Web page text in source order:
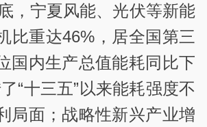
，宁夏风能、光伏等新能
比重达46%，居全国第三
国内生产总值能耗同比下
“十三五”以来能耗强度不
局面；战略性新兴产业增